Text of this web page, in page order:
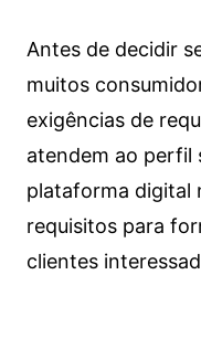
Antes de decidir
muitos
exigências de
atendem ao perfil
plataforma digital
requisitos para
clientes